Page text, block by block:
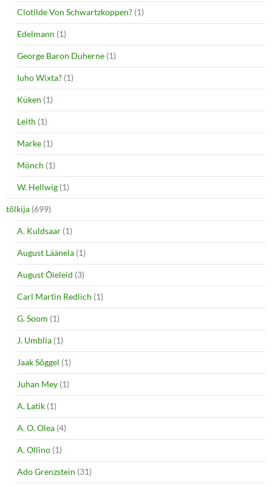
Clotilde Von Schwartzkoppen? (1)
Edelmann (1)
George Baron Duherne (1)
Iuho Wixta? (1)
Küken (1)
Leith (1)
Marke (1)
Mönch (1)
W. Hellwig (1)
tõlkija (699)
A. Kuldsaar (1)
August Läänela (1)
August Õieleid (3)
Carl Martin Redlich (1)
G. Soom (1)
J. Umblia (1)
Jaak Sõggel (1)
Juhan Mey (1)
A. Latik (1)
A. O. Olea (4)
A. Ollino (1)
Ado Grenzstein (31)